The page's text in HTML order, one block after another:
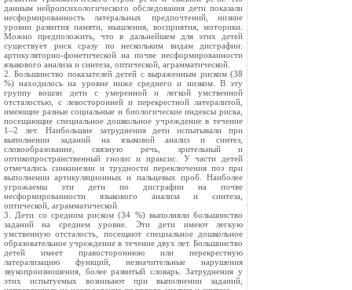
данным нейропсихологического обследования дети показали
несформированность латеральных предпочтений, низкие
уровни развития памяти, мышления, восприятия, моторики.
Можно предположить, что в дальнейшем для этих детей
существует риск сразу по нескольким видам дисграфии:
артикуляторно-фонетической на почве несформированности
языкового анализа и синтеза, оптической, аграмматической.
2. Большинство показателей детей с выраженным риском (38
%) находилось на уровне ниже среднего и низком. В эту
группу вошли дети с умеренной и легкой умственной
отсталостью, с левосторонней и перекрестной латералитой,
имеющие разные социальные и биологические индексы риска,
посещающие специальное дошкольное учреждение в течение
1–2 лет. Наибольшие затруднения дети испытывали при
выполнении заданий на языковой анализ и синтез,
словообразование, связную речь, зрительный и
оптикопространственный гнозис и праксис. У части детей
отмечались синкинезии и трудности переключения поз при
выполнении артикуляционных и пальцевых проб. Наиболее
угрожаемы эти дети по дисграфии на почве
несформированности языкового анализа и синтеза,
оптической, аграмматической.
3. Дети со средним риском (34 %) выполняли большинство
заданий на среднем уровне. Эти дети имеют легкую
умственную отсталость, посещают специальное дошкольное
образовательное учреждение в течение двух лет. Большинство
детей имеет правостороннюю или перекрестную
латерализацию функций, незначительные нарушения
звукопроизношения, более развитый словарь. Затруднения у
этих испытуемых возникают при выполнении заданий,